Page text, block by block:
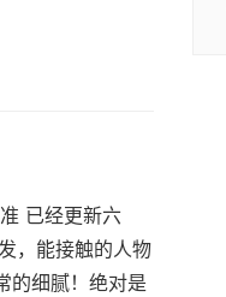
已经更新六
，能接触的人物
的细腻！绝对是